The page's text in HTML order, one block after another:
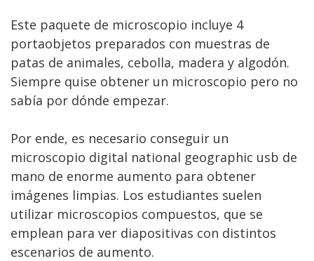
Este paquete de microscopio incluye 4
portaobjetos preparados con muestras de
patas de animales, cebolla, madera y algodón.
Siempre quise obtener un microscopio pero no
sabía por dónde empezar.
Por ende, es necesario conseguir un
microscopio digital national geographic usb de
mano de enorme aumento para obtener
imágenes limpias. Los estudiantes suelen
utilizar microscopios compuestos, que se
emplean para ver diapositivas con distintos
escenarios de aumento.